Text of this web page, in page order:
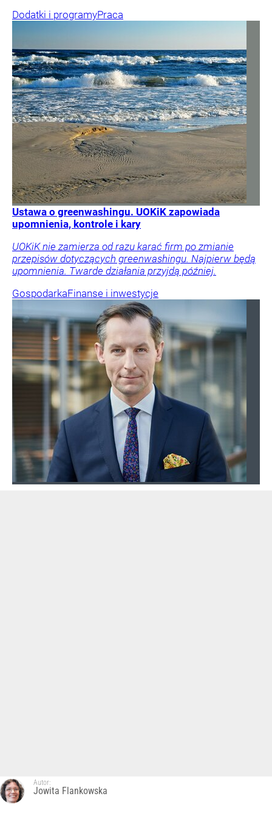
Dodatki i programyPraca
Ustawa o greenwashingu. UOKiK zapowiada
upomnienia, kontrole i kary
UOKiK nie zamierza od razu karać firm po zmianie
przepisów dotyczących greenwashingu. Najpierw będą
upomnienia. Twarde działania przyjdą później.
GospodarkaFinanse i inwestycje
Autor:
Jowita Flankowska